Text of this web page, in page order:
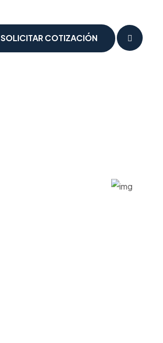
SOLICITAR COTIZACIÓN